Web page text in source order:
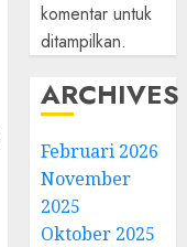
komentar untuk
ditampilkan.
ARCHIVES
Februari 2026
November
2025
Oktober 2025